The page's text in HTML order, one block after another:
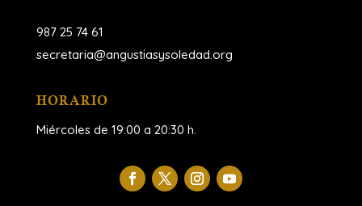
987 25 74 61
secretaria@angustiasysoledad.org
HORARIO
Miércoles de 19:00 a 20:30 h.